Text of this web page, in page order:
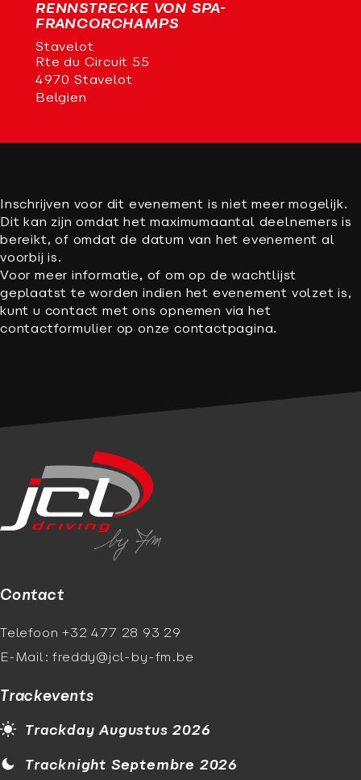
RENNSTRECKE VON SPA-
FRANCORCHAMPS
Stavelot
Rte du Circuit 55
4970 Stavelot
Belgien
Inschrijven voor dit evenement is niet meer mogelijk.
Dit kan zijn omdat het maximumaantal deelnemers is
bereikt, of omdat de datum van het evenement al
voorbij is.
Voor meer informatie, of om op de wachtlijst
geplaatst te worden indien het evenement volzet is,
kunt u contact met ons opnemen via het
contactformulier op onze contactpagina.
Contact
Telefoon +32 477 28 93 29
E-Mail: freddy@jcl-by-fm.be
Trackevents
Trackday Augustus 2026
Tracknight Septembre 2026